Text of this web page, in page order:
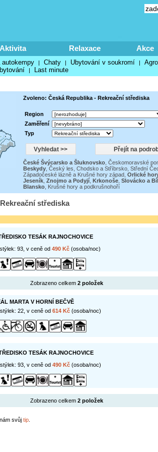
Aktivita Relaxace Akce
autokempy | Chaty | Ubytování v soukromí |
| Last minute
Zvoleno: Česká Republika - Rekreační střediska
Region
Zaměření
Typ
České Švýcarsko a Šluknovsko, Českomoravské
Beskydy, Český les, Chodsko a Stříbrsko, Střední
Západočeské lázně a Krušné hory západ, Orlické
Jeseník, Znojmo a Podyjí, Krkonoše, Slovácko a
Blansko, Krušné hory a podkrušnohoří
střediska
TESÁK RAJNOCHOVICE
93, v ceně od 490 Kč(osoba/noc)
Zobrazeno celkem 2 položek
MARTA V HORNÍ BEČVĚ
22, v ceně od 614 Kč(osoba/noc)
TESÁK RAJNOCHOVICE
93, v ceně od 490 Kč(osoba/noc)
Zobrazeno celkem 2 položek
svůj tip.